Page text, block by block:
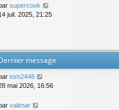
supercook
juil. 2025, 21:25
message
tom2446
mai 2026, 16:56
valimar